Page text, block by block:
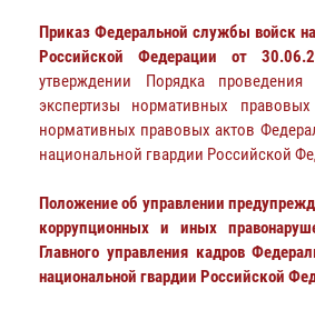
Приказ Федеральной службы войск
Российской Федерации от
утверждении Порядка проведения
экспертизы нормативных
нормативных правовых актов
национальной гвардии Российской
Положение об управлении
коррупционных и иных
Главного управления кадров
национальной гвардии Российской